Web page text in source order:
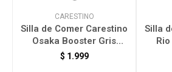
CARESTINO
Silla de Comer Carestino
Osaka Booster Gris
SL008-GR
$ 1.999
Silla